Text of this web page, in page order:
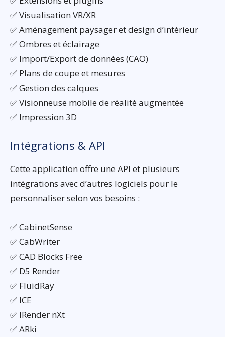
✅ Visualisation VR/XR
✅ Aménagement paysager et design d’intérieur
✅ Ombres et éclairage
✅ Import/Export de données (CAO)
✅ Plans de coupe et mesures
✅ Gestion des calques
✅ Visionneuse mobile de réalité augmentée
✅ Impression 3D
Intégrations & API
Cette application offre une API et plusieurs
intégrations avec d’autres logiciels pour le
personnaliser selon vos besoins :
✅ CabinetSense
✅ CabWriter
✅ CAD Blocks Free
✅ D5 Render
✅ FluidRay
✅ ICE
✅ IRender nXt
✅ ARki